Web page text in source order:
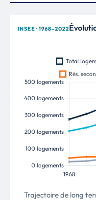
INSEE · 1968–2022
Trajectoire de long